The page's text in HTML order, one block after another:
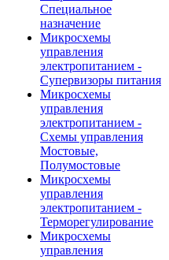
Специальное
назначение
Микросхемы
управления
электропитанием -
Супервизоры питания
Микросхемы
управления
электропитанием -
Схемы управления
Мостовые,
Полумостовые
Микросхемы
управления
электропитанием -
Терморегулирование
Микросхемы
управления